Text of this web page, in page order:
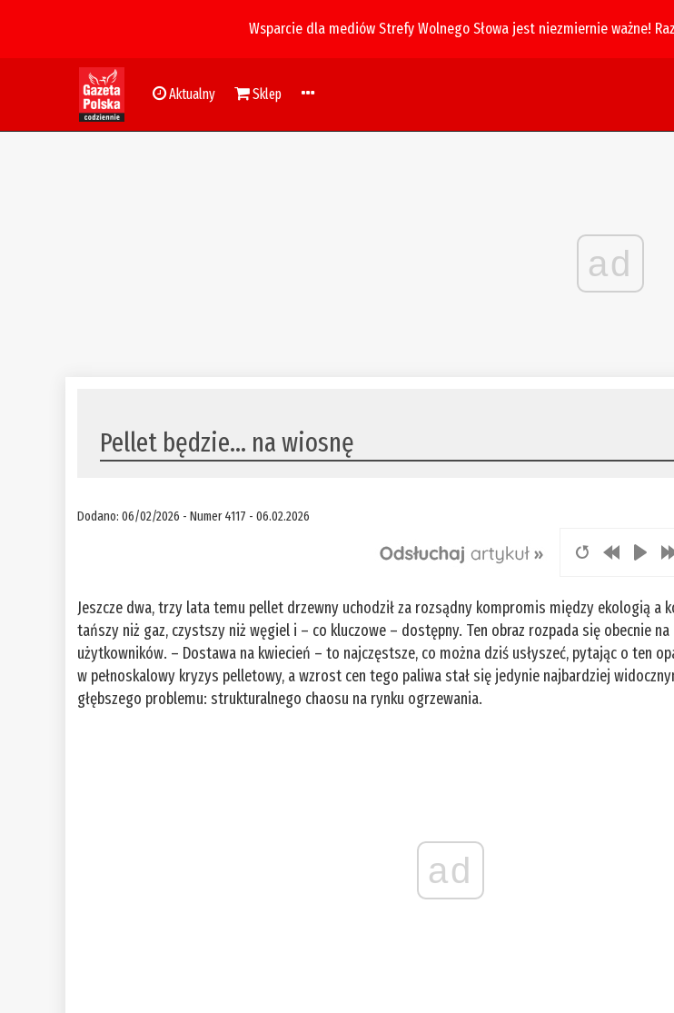
Wsparcie dla mediów Strefy Wolnego Słowa jest niezmiernie ważne!
Aktualny Sklep
ad
Pellet będzie… na wiosnę
Dodano: 06/02/2026 - Numer 4117 - 06.02.2026
Jeszcze dwa, trzy lata temu pellet drzewny uchodził za rozsądny kompromis między ekologią a
tańszy niż gaz, czystszy niż węgiel i – co kluczowe – dostępny. Ten obraz rozpada się obecnie
użytkowników. – Dostawa na kwiecień – to najczęstsze, co można dziś usłyszeć, pytając o ten
w pełnoskalowy kryzys pelletowy, a wzrost cen tego paliwa stał się jedynie najbardziej
głębszego problemu: strukturalnego chaosu na rynku ogrzewania.
ad